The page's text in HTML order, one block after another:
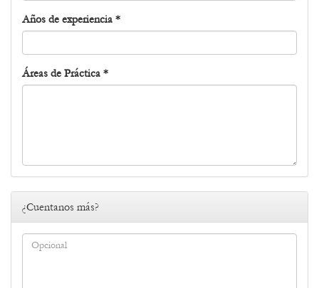
Años de experiencia *
Áreas de Práctica *
¿Cuentanos más?